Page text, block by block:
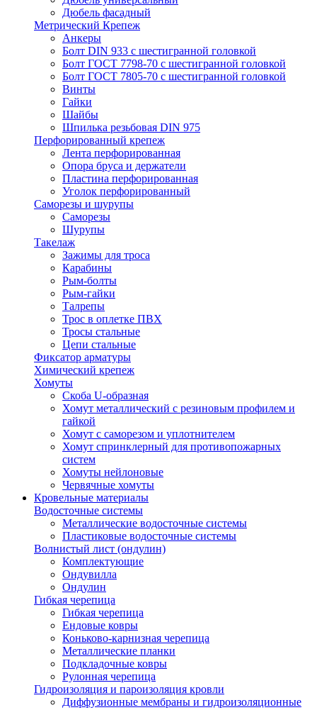
Дюбель фасадный
Метрический Крепеж
Анкеры
Болт DIN 933 с шестигранной головкой
Болт ГОСТ 7798-70 с шестигранной головкой
Болт ГОСТ 7805-70 с шестигранной головкой
Винты
Гайки
Шайбы
Шпилька резьбовая DIN 975
Перфорированный крепеж
Лента перфорированная
Опора бруса и держатели
Пластина перфорированная
Уголок перфорированный
Саморезы и шурупы
Саморезы
Шурупы
Такелаж
Зажимы для троса
Карабины
Рым-болты
Рым-гайки
Талрепы
Трос в оплетке ПВХ
Тросы стальные
Цепи стальные
Фиксатор арматуры
Химический крепеж
Хомуты
Скоба U-образная
Хомут металлический с резиновым профилем и
гайкой
Хомут с саморезом и уплотнителем
Хомут спринклерный для противопожарных
систем
Хомуты нейлоновые
Червячные хомуты
Кровельные материалы
Водосточные системы
Металлические водосточные системы
Пластиковые водосточные системы
Волнистый лист (ондулин)
Комплектующие
Ондувилла
Ондулин
Гибкая черепица
Гибкая черепица
Ендовые ковры
Коньково-карнизная черепица
Металлические планки
Подкладочные ковры
Рулонная черепица
Гидроизоляция и пароизоляция кровли
Диффузионные мембраны и гидроизоляционные